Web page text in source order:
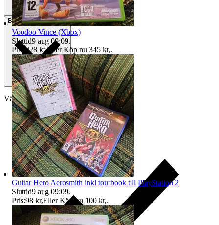
BetalningVia Tradera
Välj till köparskydd
Voodoo Vince (Xbox)
Sluttid9 aug 09:09.
Pris: 328 kr,Eller Köp nu 345 kr,.
Guitar Hero Aerosmith inkl tourbook till PlayStation 2
Sluttid9 aug 09:09.
Pris:98 kr,Eller Köp nu 100 kr,.